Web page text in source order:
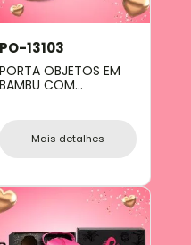
PO-13103
PORTA OBJETOS EM
BAMBU COM
Mais detalhes